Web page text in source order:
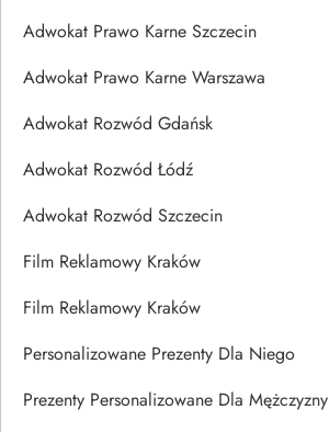
Adwokat Prawo Karne Szczecin
Adwokat Prawo Karne Warszawa
Adwokat Rozwód Gdańsk
Adwokat Rozwód Łódź
Adwokat Rozwód Szczecin
Film Reklamowy Kraków
Film Reklamowy Kraków
Personalizowane Prezenty Dla Niego
Prezenty Personalizowane Dla Mężczyzny